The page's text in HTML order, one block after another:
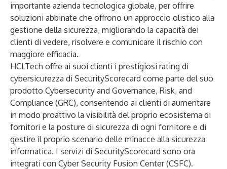
importante azienda tecnologica globale, per offrire
soluzioni abbinate che offrono un approccio olistico alla
gestione della sicurezza, migliorando la capacità dei
clienti di vedere, risolvere e comunicare il rischio con
maggiore efficacia.
HCLTech offre ai suoi clienti i prestigiosi rating di
cybersicurezza di SecurityScorecard come parte del suo
prodotto Cybersecurity and Governance, Risk, and
Compliance (GRC), consentendo ai clienti di aumentare
in modo proattivo la visibilità del proprio ecosistema di
fornitori e la posture di sicurezza di ogni fornitore e di
gestire il proprio scenario delle minacce alla sicurezza
informatica. I servizi di SecurityScorecard sono ora
integrati con Cyber Security Fusion Center (CSFC).